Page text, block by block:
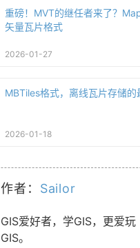
重磅！MVT的继任者来了？
矢量瓦片格式
2026-01-27
MBTiles格式，离线瓦片存储的
2026-01-18
作者： Sailor
GIS爱好者，学GIS，更爱玩
GIS。